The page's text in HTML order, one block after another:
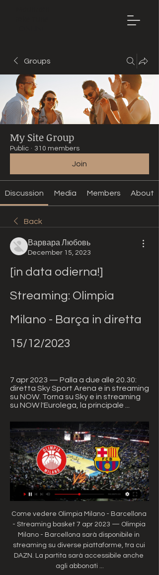
Groups
My Site Group
Public · 310 members
Join
Discussion Media Members About
Back
Варвара Любовь
December 15, 2023
[in data odierna!]
Streaming: Olimpia
Milano - Barça in diretta
15/12/2023
7 apr 2023 — Palla a due alle 20.30:
diretta Sky Sport Arena e in streaming
su NOW. Torna su Sky e in streaming
su NOW l'Eurolega, la principale ...
Come vedere Olimpia Milano - Barcellona - Streaming basket 7 apr 2023 — Olimpia Milano - Barcellona sarà disponibile in streaming su diverse piattaforme, tra cui DAZN. La partita sarà accessibile anche agli abbonati ...

Grinta ed orgoglio permettono a Milano di vincere il derby 4 giorni fa — Barcellona e Maccabi Tel-Aviv, lo si è visto parecchio. Le assenze delle due squadre - In Olimpia Milano - Virtus Bologna le emozioni non ...

Tanti gli ex di turno tra le file del Partizan: LeDay, Punter e Nunnally sono anche i giocatori da tenere maggiormente d'occhio in difesa. Cosa aspettarsi da Barcellona-Olimpia Milano L'Olimpia Milano è in crisi nera, in campionato come in Eurolega. Quella con il Partizan è stata la terza sconfitta di fila nella competizione, con il 33-7 di parziale (da 49-62 a 82-69) a fare la differenza per la squadra di Belgrado. Gli uomini di Messina sono nei bassifondi della classifica con il poco invidiabile record di 4-9 e la prossima sfida non è di certo la più facile. Il Barcellona, infatti, è secondo in classifica con 10 vittorie e 3 sconfitte, davanti alla Virtus Bologna e dietro solo al Real Madrid. 

quote Barcellona Olimpia Milano: pronostico vincente sui blaugranaI lombardi sono in crisi nera di risultati in Eurolega e occupano la terz’ultima posizione, con la competizione ormai compromessa. Ben diversa la classifica blaugrana, in grado di giocarsi il titolo con i rivali del Real Madrid. Quote Barcellona Olimpia Milano del: 14/12/2023 Palla a due: venerdì 15 dicembre, ore 20. 30 Sede: Palau Blaugrana, Barcellona La presentazione L’Olimpia Milano è chiamata all’impresa per avere la meglio sul Barcellona nella gara valida per la 14esima giornata di Eurolega. I blaugrana arrivano alla sfida in un’ottima condizione dopo l’ultimo successo europeo contro il Fenerbahçe (89 a 81), con la vittoria che ha permesso agli spagnoli di mantenere il testa a testa con il Real Madrid e sperare nel sorpasso in caso di ulteriore trionfo. Ben diversa è la situazione dell’Olimpia Milano, reduce dal pesante ko contro il Partizan (82 a 69). 

Olimpia Milano-CSKA Mosca streaming gratis LIVE e 30 mag 2021 — I meneghini hanno giocato una grande semifinale contro il Barcellona perdendo 84-82 per un canestro di Higgins a pochi secondi dalla fine .

Virtus Bologna Baskonia di Eurolega 81-91: gli highlightsSolida e spettacolare: la Virtus si prende lo scalpo del Baskonia, passando alla Buesa Arena 91-81 grazie ai 27 punti di uno scatenato Belinelli. La squadra di Banchi consolida il terzo posto in classifica. Venerdì tocca all'Olimpia Milano contro il Barcellona: palla a due alle ore 20. 30, diretta su Sky Sport Uno e in streaming su NOW Continua a sognare la Virtus, che risponde presente dopo la sconfitta del Forum in campionato contro Milano, andando a vincere in casa del Baskonia nel 14° turno di Eurolega (Sky Sport)Su altre fontiAi microfoni del parterre della Fernando Buesa Arena DAZN raccoglie il commento a caldo post partita del coach della Virtus Bologna Luca Banchi: "Abbiamo giocato un secondo tempo molto solido per conseguire una vittoria importante, legata non solo alla battaglia a rimbalzo ma a come abbiamo eseguito durante la partita. 

Olimpia Milano Barcellona in Eurolega: dove vederla in tv 7 apr 2023 — Palla a due alle 20.30: diretta Sky Sport Arena e in streaming su NOW. Torna su Sky e in streaming su NOW l'Eurolega, la principale ...

Guardando però ai precedenti tra le due squadre, le statistiche non mettono in luce una sfida così impari. Le due compagini si sono fronteggiate in tutto 21 volte su palcoscenico europeo: in 12 occasioni ha trionfato il Barcellona mentre in 9 circostanze ha vinto l’Olimpia Milano, tra cui l’ultima gara disputata risalente all’aprile scorso e terminata con il punteggio di 84 a 76. Barcellona-Olimpia Milano, quote scommesse e pronostico È il Barcellona il favorito nella sfida contro l’Olimpia Milano secondo le quote sull’Eurolega. Il trionfo blaugrana è indicato in palinsesto a 1. 

com)Luca Banchi: "Niente di meglio delle vittorie in trasferta può aiutare a costruire un corretto spirito di squadra"Alla Fernando Buesa Arena la squadra di Banchi batte il Baskonia al termine di una partita equilibrata e decisa dall’allungo nell’ultimo quarto. (La Gazzetta dello Sport)Vitoria (Spagna), 14 dicembre 2023 – Una schiacciata di Isaia Cordinier a 2’35 dalla fine guarisce definitivamente la Virtus dal mal di trasferta. 

Barcelona vs Olimpia Milano: live scores, lineups & H2H Barcelona v Olimpia Milano (15/12) on EuroLeague. Get match preview including live scores, lineups, stats, H2H and much more.

Olimpia Milano-Virtus Bologna, streaming gratis e diretta tv 5 giorni fa — Presentazione e come seguire in tv e streaming il big match tra Milano-Bologna, valevole per l'undicesima giornata di campionato.

Anche se siamo pronti a scommettere che per la prossima stagione correranno ai ripari proprio in questo settore: vedrete che un lungo capace di giocare spalle a canestro e magari anche in allontanamento affidandosi al tiro, magari da 3 punti, andranno a cercarlo. Il Barcellona impressiona in quel settore, Nikola Mirotic & Brandon Davies, coppia di giganti, accesi da Calathes possono fare male: e mai dimenticare Pau Gasol, lui è il basket. Ma noi ci fidiamo di Messina, uno studioso, sa tutto degli avversari, come limitarli, come metterli in difficoltà, le sue parole donate alla società e ai tifosi sono non solo sincere ma guardano lontano. 

Sport: notizie, streaming, risultati live e in diretta - Sportmediaset Tutto lo Sport: news, foto, video e risultati live su calcio di Serie A, Calciomercato, Champions League, Europa League, MotoGP, Basket, F1 e Formula E.

LBA (11ª giornata), Olimpia Milano-Virtus Bologna ore 17.30 5 giorni fa — Qui Olimpia Milano · Qui Virtus Bologna · Precedenti · Dove vedere Olimpia Milano-Virtus Bologna streaming e diretta tv · Arbitri · Su Basketball- ...

Vivaticket: biglietti online, prevendita concerti, biglietti spettacoli OLIMPIA MILANO CHRISTMAS PACK. AbbonamentoMediolanum ForumASSAGO (MI), Abbonamento ; EA7 EMPORIO ARMANI MILANO - LDLC ASVEL VILLEURBANNE. il 20/12/2023Mediolanum ...

La squadra allenata da coach Messina, forte di un rinnovo contrattuale in uno dei periodi più bui della sua gestione, sembra aver già compromesso la stagione europea. I milanesi, infatti, occupano la sedicesima posizione in classifica e non mostrano segnali di miglioramento nelle ultime sfide: il traguardo playoff pare più che mai irraggiungibile. 

Olimpia Milano - Barcellona: dove vedere la partita in diretta tv 4 apr 2023 — Olimpia Milano - Barcellona, gara di Eurolega, in programma venerdì 7 aprile, alle ore 20.30, sarà trasmessa in diretta tv su Sky Sport Arena e ...

«Mi sto godendo ogni istante — confida il coach — di questa Final Four. Indipendentemente dal risultato. Per me la cosa più importante è che il club rimanga competitivo in futuro, perché non ha senso giocare i playoff un anno e poi scomparire per dieci stagioni. Cosa faremo il prossimo anno, e quello dopo, e quello successivo ancora, sarà molto importante. Se arrivi ai playoff sempre, alle final four 2-3-4 volte, beh capiterà di vincere. Nessuna fretta, non ha alcun senso». Giusto, programmare il futuro crea sicurezze, è un atteggiamento intelligente, ma il domani diventa tuo amico se già stasera a Colonia, Delaney, Datome, Rodriguez, detto il Chacho, faranno vedere all’Europa intera, al Barcellona in particolare, che con la loro forza e urlando a squarciagola «insieme» si può andare anche in finale. 

«Insieme» lo urlano all’inizio e alla fine della partita, in italiano, sia che siano felici per la vittoria, sia che siano arrabbiati per la sconfitta. Hines il campione ha conquistato 4 volte l’Eurolega, ovunque sia andato ha vinto, non a caso Ettore Messina lo ha cercato voluto e ingaggiato. Alla faccia di chi come noi avrebbe voluto vedere, «insieme» ad Hines, uno di quei pivottoni (o ala grande) da 2 metri e dieci in su, bello, agile, con mani dolci, da un milione di dollari a stagione, che certo non manca alle casse dell’Olimpia, diverso insomma da Tarczewsky, uno di quei frutti che se lo giri, lo guardi bene, ha sempre una macchia. Messina e il suo fido general manager Christos Stavropoulos ovviamente si disinteressano delle nostre convinzioni tecniche e fanno bene. 

(Pianetabasket. com)Le parole di Coach Banchi al termine della gara vinta sul campo del Baskonia: “Un gioco solido, un approccio molto promettente. Poi qualche problema a resistere contro la loro grande energia, esplosività, voglia di tornare. com)La giornata si articola come sempre in due giorni consecutivi: 14-15 dicembre. Questo giovedì in campo c'è la Virtus Bologna nella trasferta spagnola contro il Baskonia di Dusko Ivanovic, allenatore già incontrato e battuto lo scorso 20 ottobre, quando era alla guida della Stella Rossa Belgrado (Pianetabasket. 

Diretta Barcellona-Olimpia Milano: dove vederla in tv e live streaming | DAZN News ITContinua il ciclo di trasferte per la formazione di Messina: si gioca in Catalogna, in casa del Barcellona secondo in classifica. Ultime notizie, link e live streaming. Trasferta sul campo più caldo d'Europa per l'Olimpia Milano, che davanti ai quasi 20mila tifosi della Stark Arena di Belgrado sfida il Partizan di Zeljko Obradovic. Grande sfida in panchina tra l'allenatore nato a Cacak e coach Ettore Messina, dato che nessun tecnico ha vinto più di loro a questi livelli. 

EA7 Olimpia Milano in TV e streaming oggi: orari e canali TV Lo sport in diretta TV e streaming oggi - Partite, orari e canali su TVsportiva. La visione di TVsportiva é quella di essere la guida perfetta per tutti ...

In Catalogna, inoltre, i blaugrana non hanno mai perso. Si tratta dunque di una delle trasferte più insidiose, da affrontare inoltre senza il grande ex Nikola Mirotic. Dove vedere Barcellona-Olimpia Milano in tv e streaming Puoi vedere Barcellona-Olimpia Milano, così come le migliori partite di Eurolega in stre